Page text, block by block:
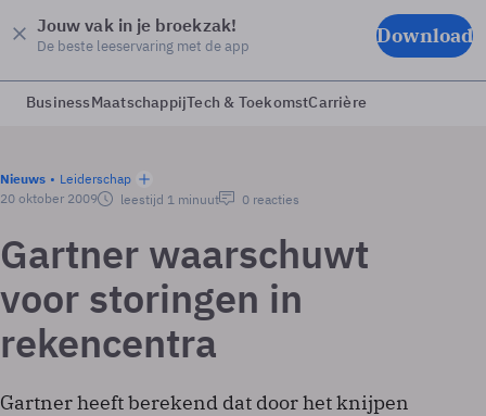
Jouw vak in je broekzak!
De beste leeservaring met de app Download
BusinessMaatschappijTech & ToekomstCarrière
Nieuws
Leiderschap
20 oktober 2009
leestijd 1 minuut 0 reacties
Gartner waarschuwt
voor storingen in
rekencentra
Gartner heeft berekend dat door het knijpen